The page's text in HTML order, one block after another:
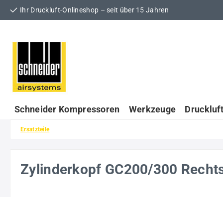
Hauptinhalt springen
Zur Suche springen
Zur Hauptnavigation springen
Ihr Druckluft-Onlineshop – seit über 15 Jahren
Schneider Kompressoren Werkzeuge
Ersatzteile
Zylinderkopf GC200/300